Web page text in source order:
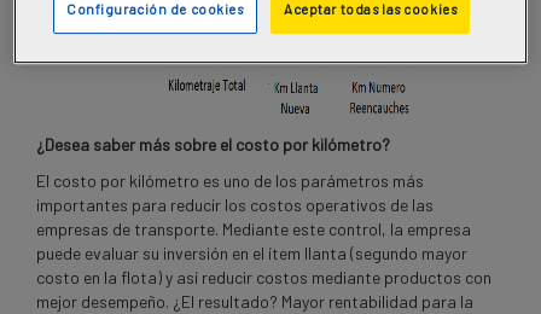
¿Desea saber más sobre el costo por kilómetro?
El costo por kilómetro es uno de los parámetros más
importantes para reducir los costos operativos de las
empresas de transporte. Mediante este control, la empresa
puede evaluar su inversión en el ítem llanta (segundo mayor
costo en la flota) y así reducir costos mediante productos con
mejor desempeño. ¿El resultado? Mayor rentabilidad para la
Aceptar todas las cookies
Configuración de cookies